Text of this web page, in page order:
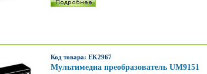
Код товара: EK2967
Мультимедиа преобразователь UM9151